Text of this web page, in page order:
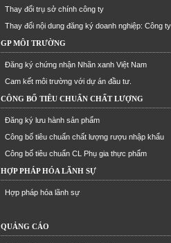
hữu hạn
Thay đổi trụ sở chính công ty
Thay đổi nội dung đăng ký doanh nghiệp: Công
GP MÔI TRƯỜNG
Đăng ký chứng nhận Nhãn xanh Việt Nam
Cam kết môi trường với dự án đầu tư.
CÔNG BỐ TIÊU CHUẨN CHẤT LƯỢNG
Đăng ký lưu hành sản phẩm
Công bố tiêu chuẩn chất lượng rượu nhập khẩu
Công bố tiêu chuẩn CL Phụ gia thực phẩm
HỢP PHÁP HÓA LÃNH SỰ
Hợp pháp hóa lãnh sự
QUẢNG CÁO